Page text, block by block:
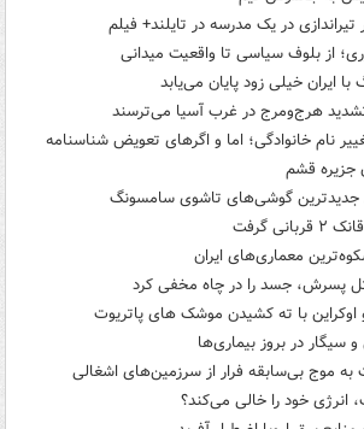
از بلوف سیاسی تا واقعیت میدانی
ایران خیلی زود پایان می‌یابد
تشدید هرج‌ومرج در غرب آسیا می‌ترسند
نام خانوادگی؛ اما و اگرهای تعویض شناسنامه
جزیره قشم
گوشی‌های تاشوی سامسونگ
گرفت
معماری‌های ایران
پسرش، جسد را در چاه مخفی کرد
اوکراین با ته کشیدن موشک های پاتریوت
در بروز بیماری‌ها
به موج بی‌سابقه فرار از سرزمین‌های اشغالی
انرژی خود را خالی می‌کند؟